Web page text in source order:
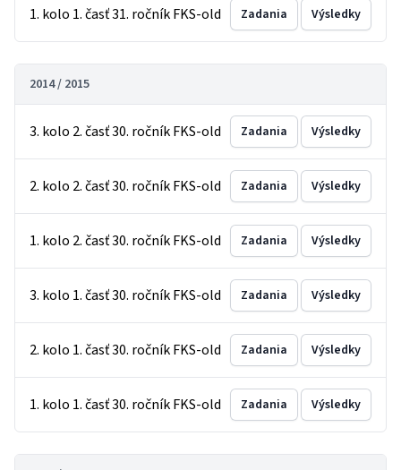
1. kolo 1. časť 31. ročník FKS-old Zadania Výsledky
2014 / 2015
3. kolo 2. časť 30. ročník FKS-old Zadania Výsledky
2. kolo 2. časť 30. ročník FKS-old Zadania Výsledky
1. kolo 2. časť 30. ročník FKS-old Zadania Výsledky
3. kolo 1. časť 30. ročník FKS-old Zadania Výsledky
2. kolo 1. časť 30. ročník FKS-old Zadania Výsledky
1. kolo 1. časť 30. ročník FKS-old Zadania Výsledky